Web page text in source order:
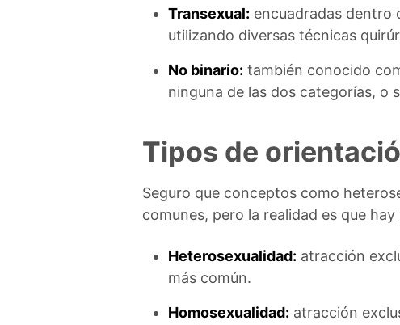
Transexual: encuadradas dentro
utilizando diversas técnicas
No binario: también conocido
ninguna de las dos categorías, o
Tipos de
Seguro que conceptos como
comunes, pero la realidad es que
Heterosexualidad: atracción
más común.
Homosexualidad: atracción